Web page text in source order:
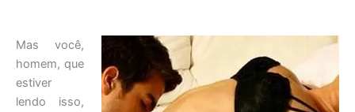
Mas você,
homem, que
estiver
lendo isso,